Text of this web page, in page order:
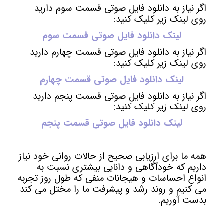
اگر نیاز به دانلود فایل صوتی قسمت سوم دارید
روی لینک زیر کلیک کنید:
لینک دانلود فایل صوتی قسمت سوم
اگر نیاز به دانلود فایل صوتی قسمت چهارم دارید
روی لینک زیر کلیک کنید:
لینک دانلود فایل صوتی قسمت چهارم
اگر نیاز به دانلود فایل صوتی قسمت پنجم دارید
روی لینک زیر کلیک کنید:
لینک دانلود فایل صوتی قسمت پنجم
همه ما برای ارزیابی صحیح از حالات روانی خود نیاز
داریم که خودآگاهی و دانایی بیشتری نسبت به
انواع احساسات و هیجانات منفی که طول روز تجربه
می کنیم و روند رشد و پیشرفت ما را مختل می کند
بدست آوریم.